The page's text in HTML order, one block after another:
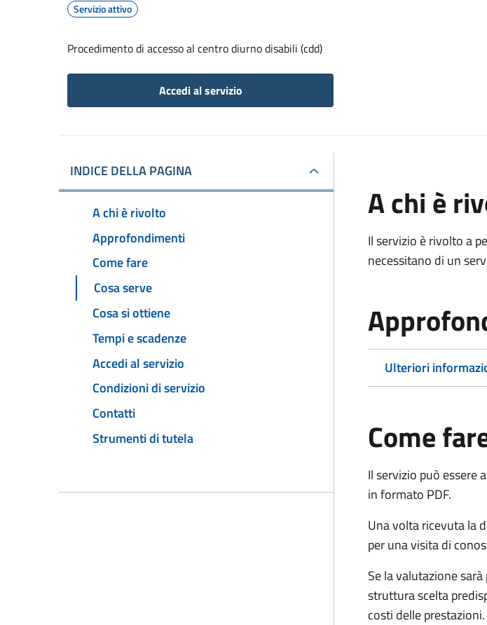
Servizio attivo
Procedimento di accesso al centro diurno disabili (cdd)
Accedi al servizio
INDICE DELLA PAGINA
A chi è rivolto
Approfondimenti
Come fare
Cosa serve
Cosa si ottiene
Tempi e scadenze
Accedi al servizio
Condizioni di servizio
Contatti
Strumenti di tutela
A chi è
Il servizio è rivolto a
necessitano di un
Ulteriori
Come
Il servizio può
in formato PDF.
Una volta ricevuta la
per una visita di
Se la valutazione
struttura scelta
costi delle prestazioni.